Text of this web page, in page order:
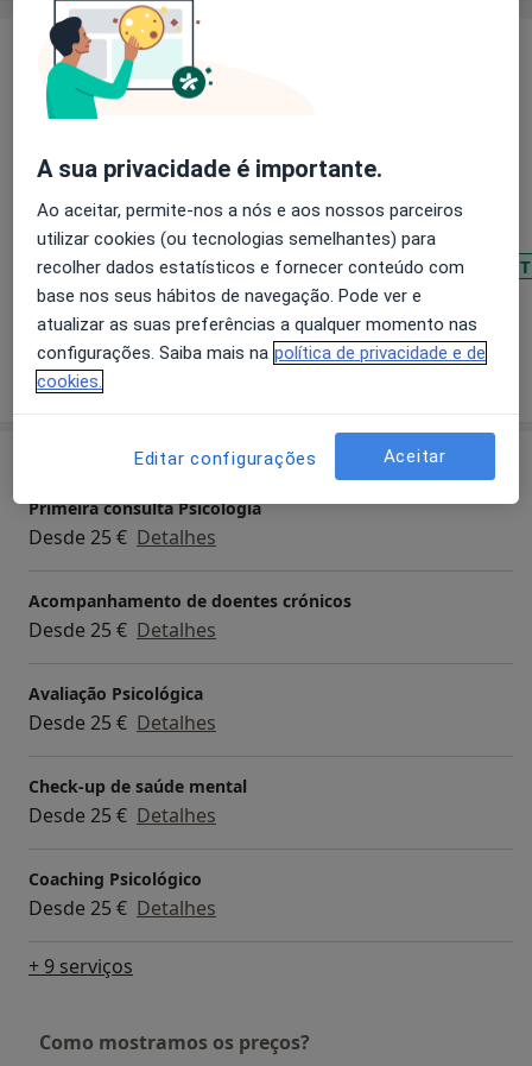
Experiência
Psicologia clínica e psicologia da educação.
Transtornos Da Ansiedade
Agorafobia
Transtorno Obsessivo-Compulsivo
Transtorno Da Falta De Atenção Com Hiperatividade
Transtorno de Déficit de Atenção com Hiperatividade
+25a11y_sr_more_diseases
Mostrar mais detalhes
Serviços e preços
Primeira consulta Psicologia
Desde 25 € Detalhes
Acompanhamento de doentes crónicos
Desde 25 € Detalhes
Avaliação Psicológica
Desde 25 € Detalhes
Check-up de saúde mental
Desde 25 € Detalhes
Coaching Psicológico
Desde 25 € Detalhes
+ 9 serviços
Como mostramos os preços?
A sua privacidade é importante.
Ao aceitar, permite-nos a nós e aos nossos parceiros
utilizar cookies (ou tecnologias semelhantes) para
recolher dados estatísticos e fornecer conteúdo com
base nos seus hábitos de navegação. Pode ver e
atualizar as suas preferências a qualquer momento nas
configurações. Saiba mais na política de privacidade e de
cookies.
Editar configurações Aceitar